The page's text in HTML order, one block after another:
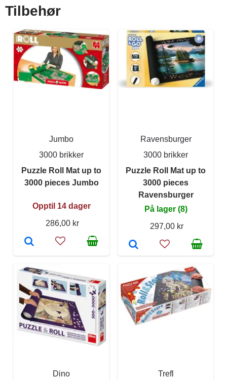
Tilbehør
Jumbo
3000 brikker
Puzzle Roll Mat up to
3000 pieces Jumbo
Opptil 14 dager
286,00 kr
Ravensburger
3000 brikker
Puzzle Roll Mat up to
3000 pieces
Ravensburger
På lager (8)
297,00 kr
Dino
Trefl